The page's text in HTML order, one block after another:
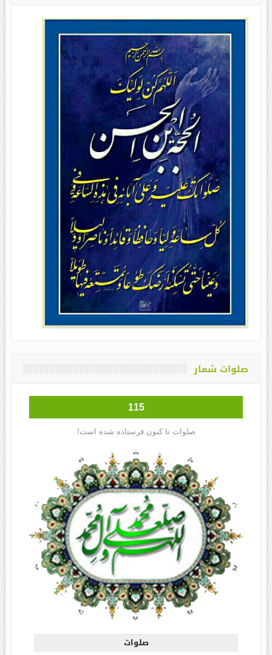
صلوات شمار
115
صلوات تا کنون فرستاده شده است!
صلوات